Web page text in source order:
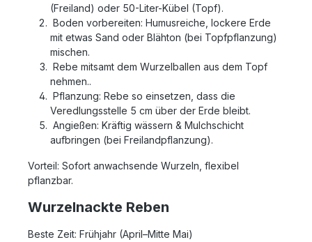
(Freiland) oder 50-Liter-Kübel (Topf).
Boden vorbereiten: Humusreiche, lockere Erde
mit etwas Sand oder Blähton (bei Topfpflanzung)
mischen.
Rebe mitsamt dem Wurzelballen aus dem Topf
nehmen..
Pflanzung: Rebe so einsetzen, dass die
Veredlungsstelle 5 cm über der Erde bleibt.
Angießen: Kräftig wässern & Mulchschicht
aufbringen (bei Freilandpflanzung).
Vorteil: Sofort anwachsende Wurzeln, flexibel
pflanzbar.
Wurzelnackte Reben
Beste Zeit: Frühjahr (April–Mitte Mai)